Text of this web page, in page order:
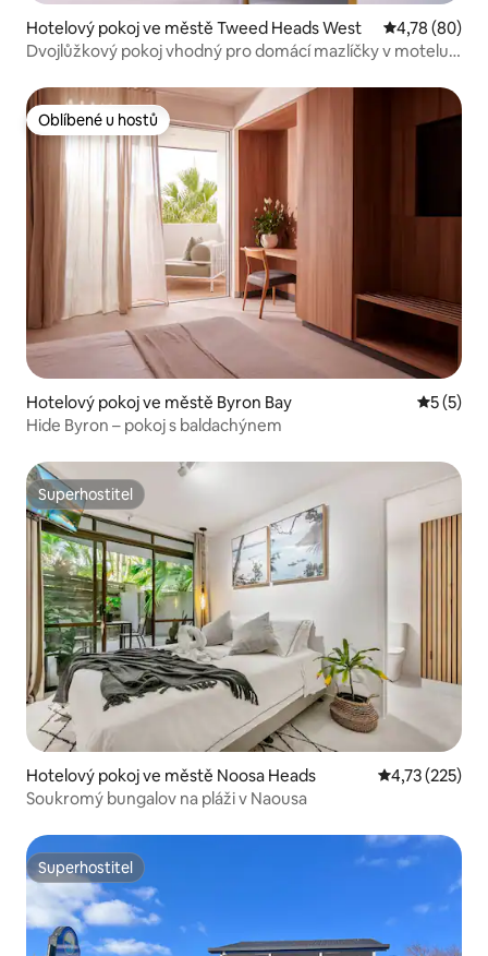
Hotelový pokoj ve městě Tweed Heads West Průměrné
4,78 (80)
Dvojlůžkový pokoj vhodný pro domácí mazlíčky v motelu
Oblíbené u hostů
Oblíbené u hostů
Hotelový pokoj ve městě Byron Bay
5 (5)
Hide Byron – pokoj s baldachýnem
Superhostitel
Superhostitel
Hotelový pokoj ve městě Noosa Heads Průměrné
4,73 (225)
Soukromý bungalov na pláži v Naousa
Superhostitel
Superhostitel